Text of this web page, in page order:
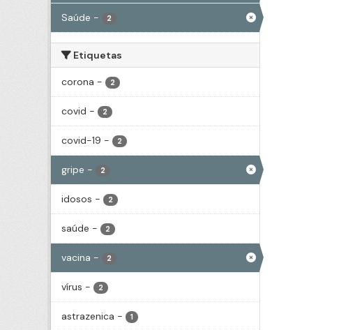
Saúde - 2
Etiquetas
corona - 2
covid - 2
covid-19 - 2
gripe - 2
idosos - 2
saúde - 2
vacina - 2
vírus - 2
astrazenica - 1